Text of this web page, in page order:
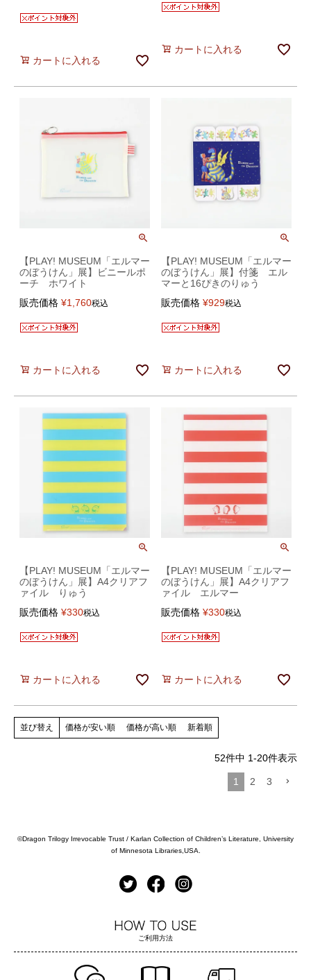
カートに入れる
カートに入れる
【PLAY! MUSEUM「エルマー
のぼうけん」展】ビニールポ
ーチ ホワイト
販売価格 ¥1,760税込
カートに入れる
【PLAY! MUSEUM「エルマー
のぼうけん」展】付箋 エル
マーと16ぴきのりゅう
販売価格 ¥929税込
カートに入れる
【PLAY! MUSEUM「エルマー
のぼうけん」展】A4クリアフ
ァイル りゅう
販売価格 ¥330税込
カートに入れる
【PLAY! MUSEUM「エルマー
のぼうけん」展】A4クリアフ
ァイル エルマー
販売価格 ¥330税込
カートに入れる
並び替え 価格が安い順 価格が高い順 新着順
52件中 1-20件表示
1 2 3
©️Dragon Trilogy Irrevocable Trust / Karlan Collection of Children’s Literature, University
of Minnesota Libraries,USA.
ご利用方法